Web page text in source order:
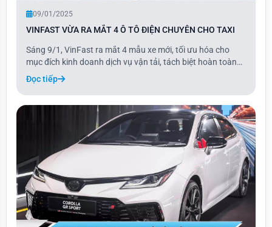
09/01/2025
VINFAST VỪA RA MẮT 4 Ô TÔ ĐIỆN CHUYÊN CHO TAXI
Sáng 9/1, VinFast ra mắt 4 mẫu xe mới, tối ưu hóa cho
mục đích kinh doanh dịch vụ vận tải, tách biệt hoàn toàn
với các dòng xe cá nhân. Hai mẫu xe hoàn toàn mới gồm
Minio Green thuộc phân khúc minicar và Limo Green thuộc
phân khúc MPV 7 chỗ.
Đọc tiếp